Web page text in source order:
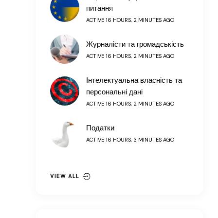
питання
ACTIVE 16 HOURS, 2 MINUTES AGO
Журналісти та громадськість
ACTIVE 16 HOURS, 2 MINUTES AGO
Інтелектуальна власність та
персональні дані
ACTIVE 16 HOURS, 2 MINUTES AGO
Податки
ACTIVE 16 HOURS, 3 MINUTES AGO
VIEW ALL